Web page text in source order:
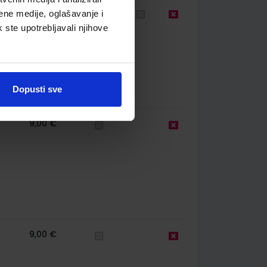
medije, oglašavanje i
ste upotrebljavali njihove
Dopusti sve
9,50 €
9,00 €
9,00 €